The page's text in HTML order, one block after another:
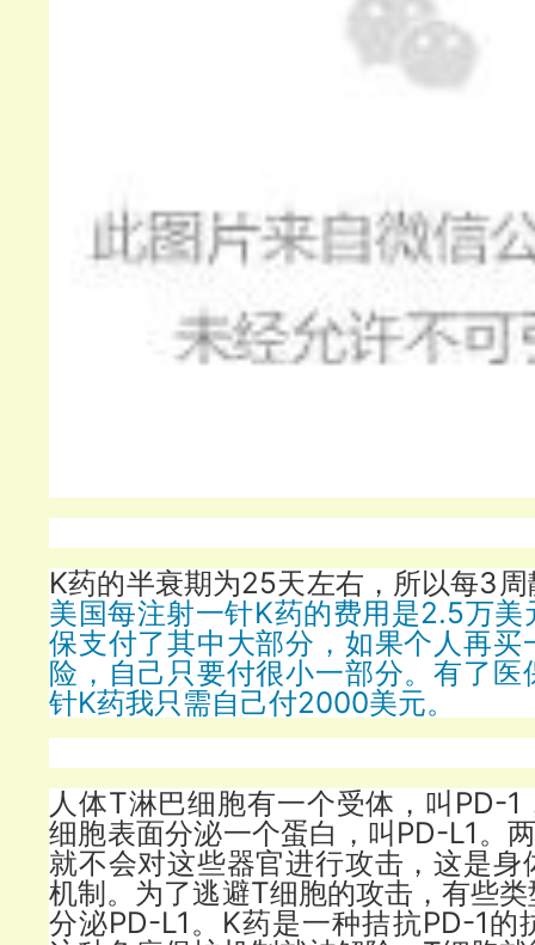
K药的半衰期为25天左右，所以每3
美国每注射一针K药的费用是2.5万美
保支付了其中大部分，如果个人再买
险，自己只要付很小一部分。有了医
针K药我只需自己付2000美元。
人体T淋巴细胞有一个受体，叫PD-1
细胞表面分泌一个蛋白，叫PD-L1。
就不会对这些器官进行攻击，这是身
机制。为了逃避T细胞的攻击，有些
分泌PD-L1。K药是一种拮抗PD-1的